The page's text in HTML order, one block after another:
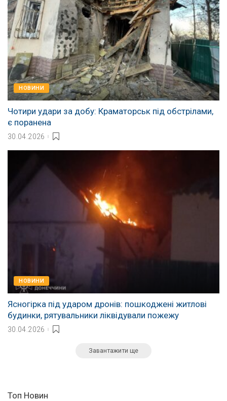
НОВИНИ
Чотири удари за добу: Краматорськ під обстрілами,
є поранена
30.04.2026
НОВИНИ
Ясногірка під ударом дронів: пошкоджені житлові
будинки, рятувальники ліквідували пожежу
30.04.2026
Завантажити ще
Топ Новин